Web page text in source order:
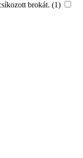
brokát. (1)